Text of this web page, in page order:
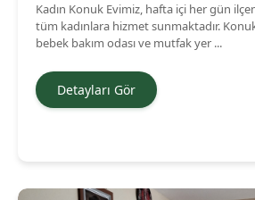
Kadın Konuk Evimiz, hafta içi her gün
tüm kadınlara hizmet sunmaktadır. Konuk Evimizde mescit,
bebek bakım odası ve mutfak yer ...
Detayları Gör